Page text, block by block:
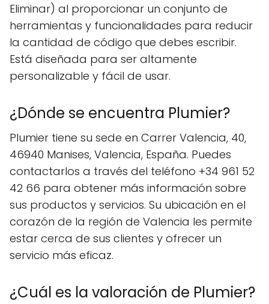
Eliminar) al proporcionar un conjunto de
herramientas y funcionalidades para reducir
la cantidad de código que debes escribir.
Está diseñada para ser altamente
personalizable y fácil de usar.
¿Dónde se encuentra Plumier?
Plumier tiene su sede en Carrer Valencia, 40,
46940 Manises, Valencia, España. Puedes
contactarlos a través del teléfono +34 961 52
42 66 para obtener más información sobre
sus productos y servicios. Su ubicación en el
corazón de la región de Valencia les permite
estar cerca de sus clientes y ofrecer un
servicio más eficaz.
¿Cuál es la valoración de Plumier?